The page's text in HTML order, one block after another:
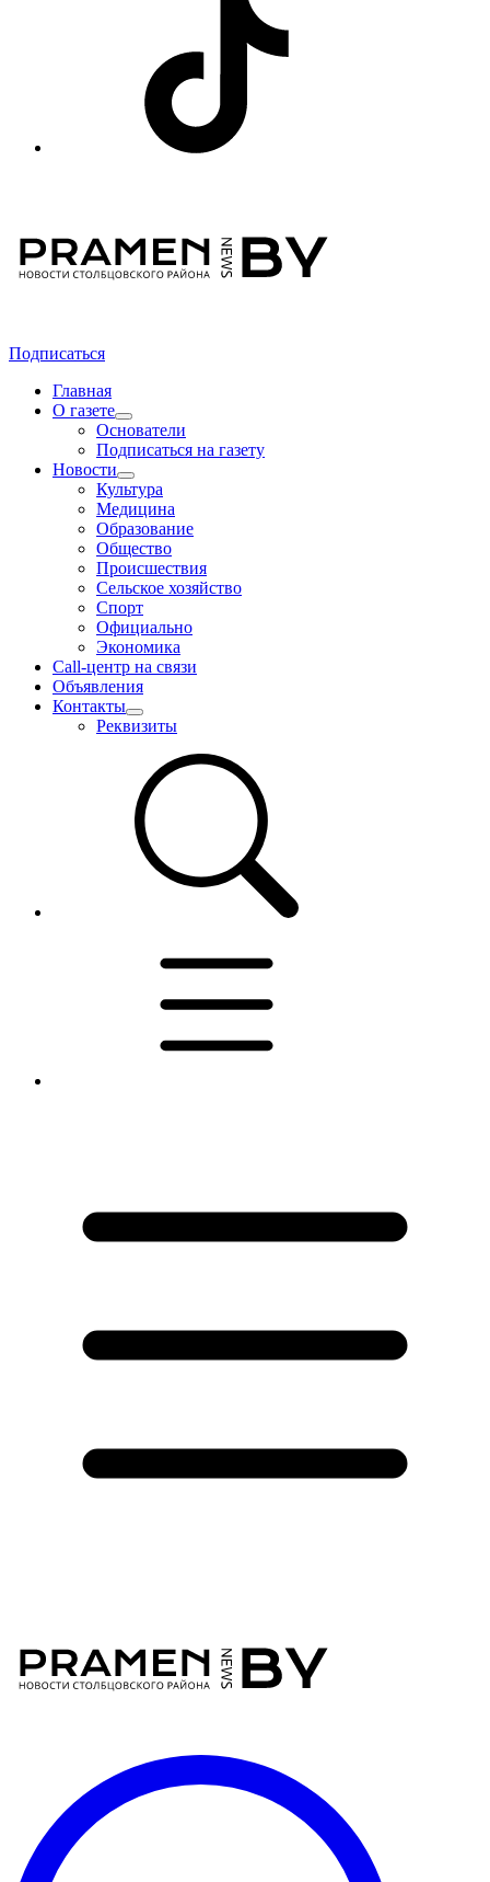
Подписаться
Главная
О газете
Основатели
Подписаться на газету
Новости
Культура
Медицина
Образование
Общество
Происшествия
Сельское хозяйство
Спорт
Официально
Экономика
Call-центр на связи
Объявления
Контакты
Реквизиты